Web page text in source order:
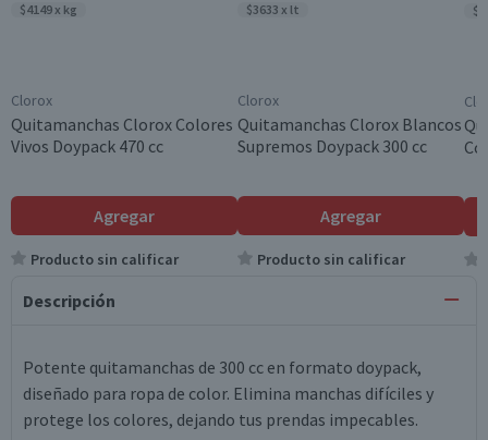
$4149 x kg
Clorox
Quitamanchas Clorox Colores
Vivos Doypack 470 cc
Agregar
Producto sin calificar
$3633 x lt
Clorox
Quitamanchas Clorox Blancos
Supremos Doypack 300 cc
Agregar
Producto sin calificar
Descripción
Potente quitamanchas de 300 cc en formato doypack,
diseñado para ropa de color. Elimina manchas difíciles y
protege los colores, dejando tus prendas impecables.